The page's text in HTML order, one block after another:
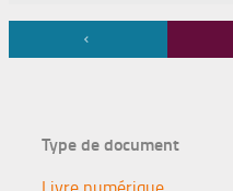
Type de document
-